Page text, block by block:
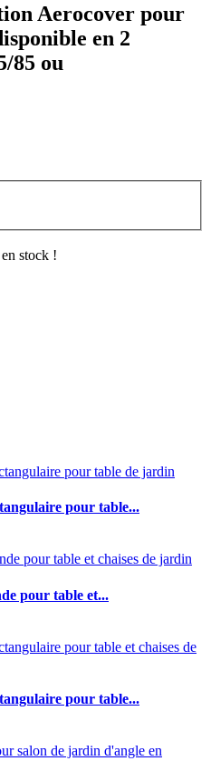
Aerocover pour
en 2
85 ou
stock !
pour table...
pour table et...
pour table...